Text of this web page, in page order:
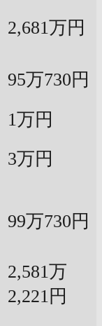
2,681万円
95万730円
1万円
3万円
99万730円
2,581万
2,221円